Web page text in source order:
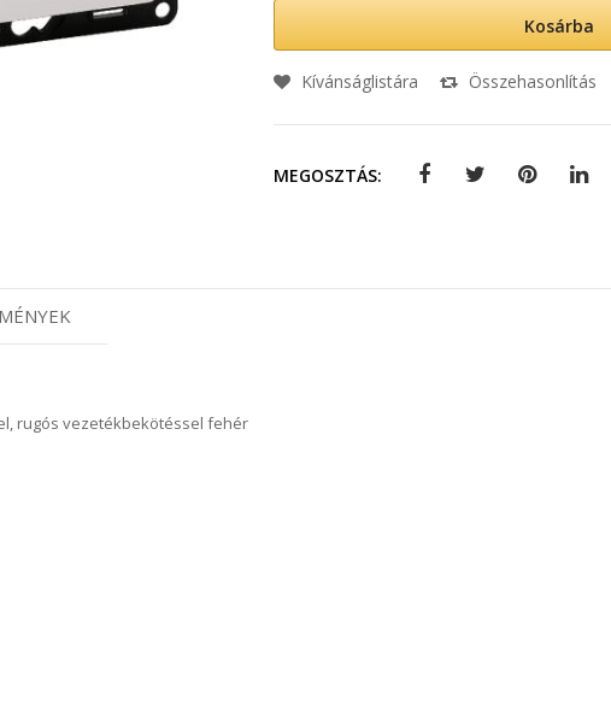
Kosárba
Kívánságlistára Összehasonlítás
MEGOSZTÁS:
rugós vezetékbekötéssel fehér